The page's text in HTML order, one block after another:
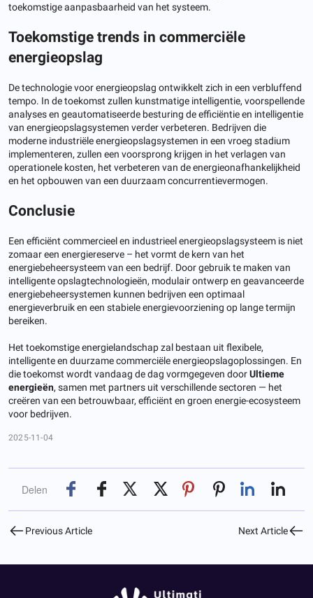
toekomstige aanpasbaarheid van het systeem.
Toekomstige trends in commerciële
energieopslag
De technologie voor energieopslag ontwikkelt zich in een verbluffend
tempo. In de toekomst zullen kunstmatige intelligentie, voorspellende
analyses en geautomatiseerde besturing de efficiëntie en intelligentie
van energieopslagsystemen verder verbeteren. Bedrijven die
moderne industriële energieopslagsystemen in een vroeg stadium
implementeren, zullen een voorsprong krijgen in het verlagen van
operationele kosten, het verbeteren van de energieonafhankelijkheid
en het opbouwen van een duurzaam concurrentievermogen.
Conclusie
Een efficiënt commercieel en industrieel energieopslagsysteem is niet
zomaar een energiereserve – het vormt de kern van het
energiebeheersysteem van een bedrijf. Door gebruik te maken van
intelligente opslagtechnologieën, modulair ontwerp en geavanceerde
energiebeheersystemen kunnen bedrijven een optimaal
energieverbruik en een stabiele energievoorziening op lange termijn
bereiken.
Het toekomstige energielandschap zal bestaan ​​uit flexibele,
intelligente en duurzame commerciële energieopslagoplossingen. En
die toekomst wordt vandaag de dag vormgegeven doorUltieme
energieën, samen met partners uit verschillende sectoren — het
creëren van een betrouwbaar, efficiënt en groen energie-ecosysteem
voor bedrijven.
2025-11-04
Delen
Previous Article Next Article